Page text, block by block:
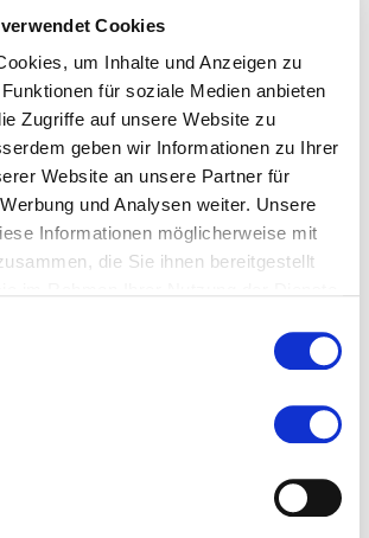
Cookies
um Inhalte und Anzeigen zu
für soziale Medien anbieten
Zugriffe auf unsere Website zu
geben wir Informationen zu Ihrer
Website an unsere Partner für
und Analysen weiter. Unsere
Informationen möglicherweise mit
die Sie ihnen bereitgestellt
hinzufügen
Veranstaltung zugeordnet sind: